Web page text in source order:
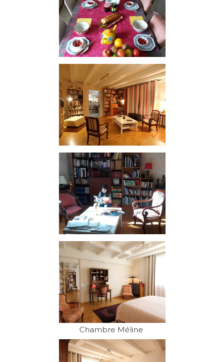
Chambre Méline